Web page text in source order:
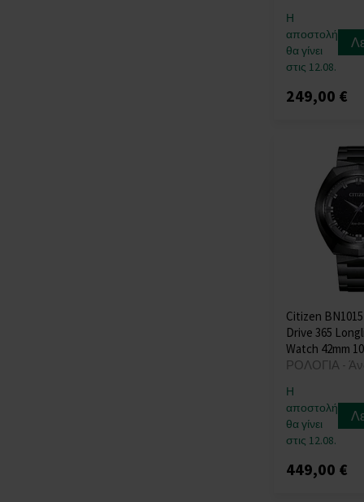
Η
αποστολή
θα γίνει
στις 12.08.
249,00 €
Citizen
Drive 365
Watch 42mm
ΡΟΛΟΓΙΑ -
Η
αποστολή
θα γίνει
στις 12.08.
449,00 €